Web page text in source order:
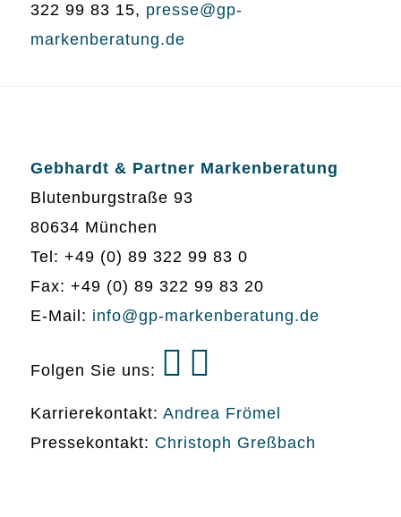
322 99 83 15, presse@gp-
markenberatung.de
Gebhardt & Partner Markenberatung
Blutenburgstraße 93
80634 München
Tel: +49 (0) 89 322 99 83 0
Fax: +49 (0) 89 322 99 83 20
E-Mail: info@gp-markenberatung.de
Folgen Sie uns:
Karrierekontakt: Andrea Frömel
Pressekontakt: Christoph Greßbach